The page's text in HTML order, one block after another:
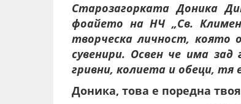
Старозагорката Доника
фоайето на НЧ „Св.
творческа личност, която
сувенири. Освен че има
гривни, колиета и обеци, тя
Доника, това е поредна